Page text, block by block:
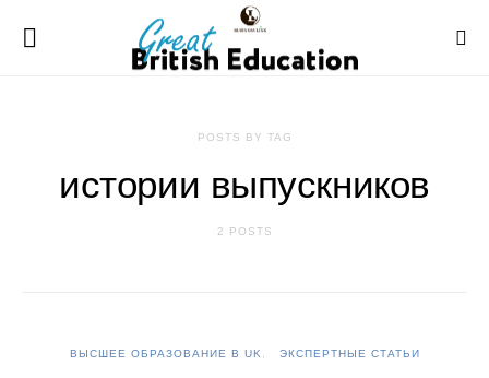
POSTS BY TAG
истории выпускников
2 POSTS
ВЫСШЕЕ ОБРАЗОВАНИЕ В UK ЭКСПЕРТНЫЕ СТАТЬИ